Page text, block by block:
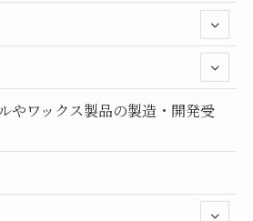
やワックス製品の製造・開発受